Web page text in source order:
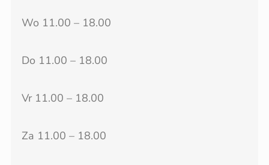
Wo 11.00 – 18.00
Do 11.00 – 18.00
Vr 11.00 – 18.00
Za 11.00 – 18.00